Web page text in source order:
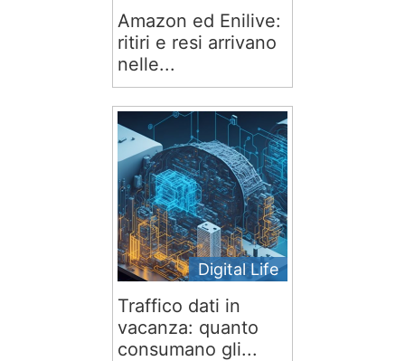
Amazon ed Enilive:
ritiri e resi arrivano
nelle...
Digital Life
Traffico dati in
vacanza: quanto
consumano gli...